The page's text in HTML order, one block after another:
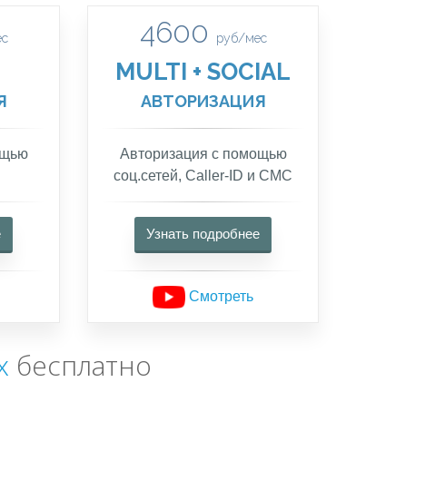
4600 руб/мес
MULTI + SOCIAL
АВТОРИЗАЦИЯ
Авторизация с помощью
соц.сетей, Caller-ID и СМС
Узнать подробнее
Смотреть
бесплатно